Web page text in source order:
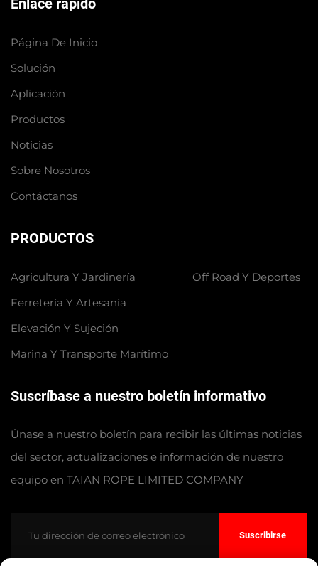
Enlace rápido
Página De Inicio
Solución
Aplicación
Productos
Noticias
Sobre Nosotros
Contáctanos
PRODUCTOS
Agricultura Y Jardinería
Ferretería Y Artesanía
Elevación Y Sujeción
Marina Y Transporte Marítimo
Off Road Y Deportes
Suscríbase a nuestro boletín informativo
Únase a nuestro boletín para recibir las últimas noticias
del sector, actualizaciones e información de nuestro
equipo en TAIAN ROPE LIMITED COMPANY
Suscribirse